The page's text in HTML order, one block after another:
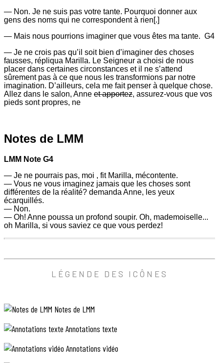
— Non. Je ne suis pas votre tante. Pourquoi donner aux
gens des noms qui ne correspondent à rien[.]
— Mais nous pourrions imaginer que vous êtes ma tante. G4
— Je ne crois pas qu’il soit bien d’imaginer des choses
fausses, répliqua Marilla. Le Seigneur a choisi de nous
placer dans certaines circonstances et il ne s’attend
sûrement pas à ce que nous les transformions par notre
imagination. D’ailleurs, cela me fait penser à quelque chose.
Allez dans le salon, Anne et apportez, assurez-vous que vos
pieds sont propres, ne
—J’aimerais
appeler
Marilla,
dit
Anne,
rêveuse.
Je
n’ai
jamais
de
ou
subscript)
superscript)
—
même
pas
Notes de LMM
LMM Note G4
— Je ne pourrais pas, moi , fit Marilla, mécontente.
— Vous ne vous imaginez jamais que les choses sont
différentes de la réalité? demanda Anne, les yeux
écarquillés.
— Non.
— Oh! Anne poussa un profond soupir. Oh, mademoiselle...
oh Marilla, si vous saviez ce que vous perdez!
Note
moi
fit
Marilla,
— Vous
LÉGENDE DES ICÔNES
Notes de LMM
Annotations texte
Annotations vidéo